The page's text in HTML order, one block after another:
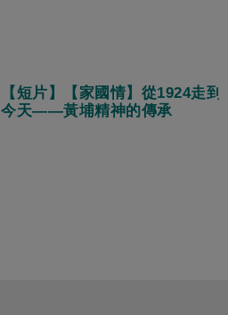
【短片】【家國情】從1924走到
今天——黃埔精神的傳承